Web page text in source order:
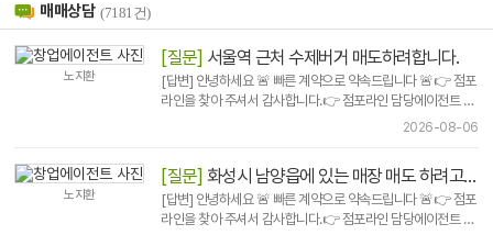
매매상담 (7181건)
노지환
[질문] 서울역 근처 수제버거 매도하려합니다.
[답변] 안녕하세요 🚨 빠른 계약으로 약속드립니다 🚨👉 점포
라인을 찾아 주셔서 감사합니다.👉 점포라인 담당에이전트 선
2026-08-06
노지환
[질문] 화성시 남양읍에 있는 매장 매도 하려고합니다
[답변] 안녕하세요 🚨 빠른 계약으로 약속드립니다 🚨👉 점포
라인을 찾아 주셔서 감사합니다.👉 점포라인 담당에이전트 선